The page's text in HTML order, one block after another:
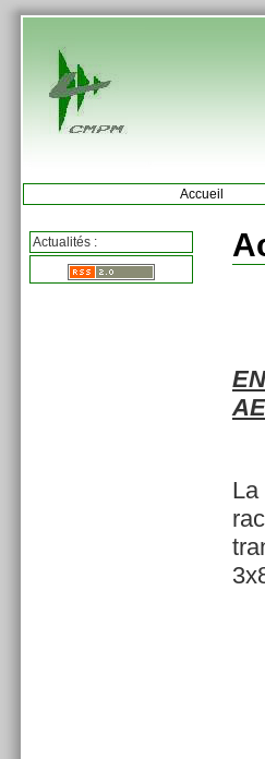
Accueil
Actualités :